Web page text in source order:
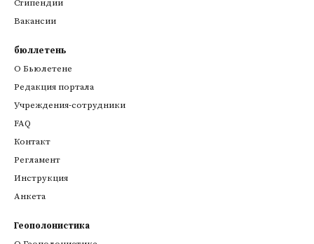
Стипендии
Вакансии
бюллетень
О Бьюлетене
Редакция портала
Учреждения-сотрудники
FAQ
Контакт
Регламент
Инструкция
Анкета
Геополонистика